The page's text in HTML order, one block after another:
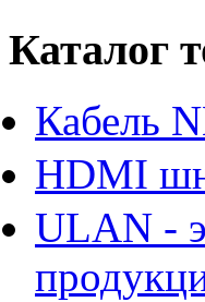
Каталог
Кабель
HDMI
ULAN -